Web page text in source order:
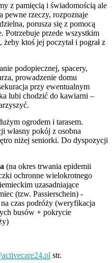
z pamięcią i świadomością ale
pewne rzeczy, rozpoznaje
porusza się z pomocą
Potrzebuje przede wszystkim
ktoś jej poczytał i pograł z
podopiecznej, spacery,
prowadzenie domu
przy ewentualnym
lubi chodzić do kawiarni –
ogrodem i tarasem.
własny pokój z osobna
niżej seniorki. Do dyspozycji
(na okres trwania epidemii
ochronne wielokrotnego
uzasadniające
(tzw. Passierschein) -
czas podróży (weryfikacja
busów + pokrycie
str.